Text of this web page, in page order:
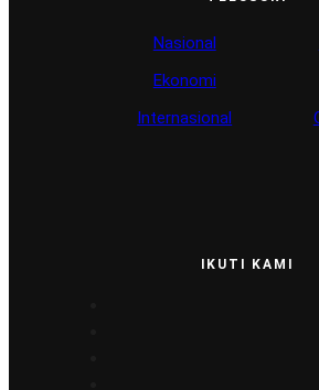
Nasional
Ekonomi
Internasional
IKUTI KAMI